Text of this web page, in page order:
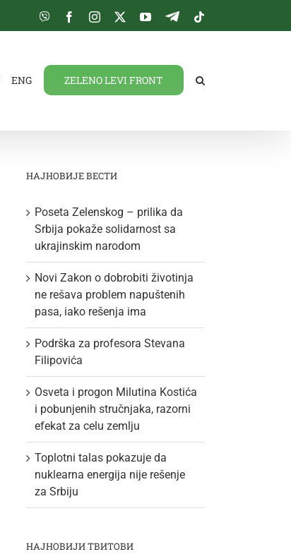
Viber FacebookInstagram
TwitterYouTube
Telegram
ENG ZELENO LEVI FRONT
НАЈНОВИЈЕ ВЕСТИ
Poseta Zelenskog – prilika da
Srbija pokaže solidarnost sa
ukrajinskim narodom
Novi Zakon o dobrobiti životinja
ne rešava problem napuštenih
pasa, iako rešenja ima
Podrška za profesora Stevana
Filipovića
Osveta i progon Milutina Kostića
i pobunjenih stručnjaka, razorni
efekat za celu zemlju
Toplotni talas pokazuje da
nuklearna energija nije rešenje
za Srbiju
НАЈНОВИЈИ ТВИТОВИ